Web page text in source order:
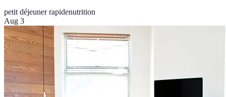
petit déjeuner rapidenutrition
Aug 3